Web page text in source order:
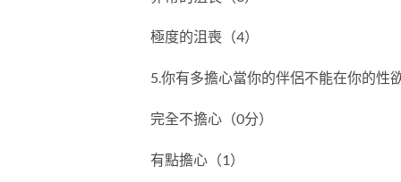
極度的沮喪（4）
5.你有多擔心當你的伴侶不能在你的性
完全不擔心（0分）
有點擔心（1）